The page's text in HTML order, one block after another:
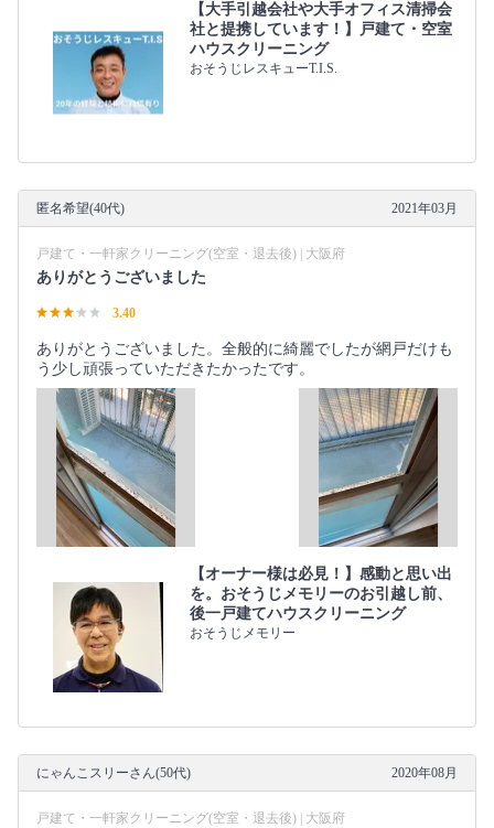
【大手引越会社や大手オフィス清掃会
社と提携しています！】戸建て・空室
ハウスクリーニング
おそうじレスキューT.I.S.
匿名希望(40代) 2021年03月
戸建て・一軒家クリーニング(空室・退去後) | 大阪府
ありがとうございました
3.40
ありがとうございました。全般的に綺麗でしたが網戸だけも
う少し頑張っていただきたかったです。
【オーナー様は必見！】感動と思い出
を。おそうじメモリーのお引越し前、
後一戸建てハウスクリーニング
おそうじメモリー
にゃんこスリーさん(50代) 2020年08月
戸建て・一軒家クリーニング(空室・退去後) | 大阪府